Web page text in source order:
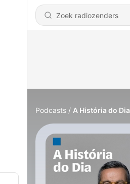
Podcasts A História do Dia